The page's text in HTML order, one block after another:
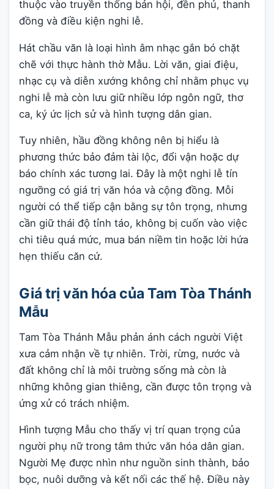
thuộc vào truyền thống bản hội, đền phủ, thanh
đồng và điều kiện nghi lễ.
Hát chầu văn là loại hình âm nhạc gắn bó chặt
chẽ với thực hành thờ Mẫu. Lời văn, giai điệu,
nhạc cụ và diễn xướng không chỉ nhằm phục vụ
nghi lễ mà còn lưu giữ nhiều lớp ngôn ngữ, thơ
ca, ký ức lịch sử và hình tượng dân gian.
Tuy nhiên, hầu đồng không nên bị hiểu là
phương thức bảo đảm tài lộc, đổi vận hoặc dự
báo chính xác tương lai. Đây là một nghi lễ tín
ngưỡng có giá trị văn hóa và cộng đồng. Mỗi
người có thể tiếp cận bằng sự tôn trọng, nhưng
cần giữ thái độ tỉnh táo, không bị cuốn vào việc
chi tiêu quá mức, mua bán niềm tin hoặc lời hứa
hẹn thiếu căn cứ.
Giá trị văn hóa của Tam Tòa Thánh
Mẫu
Tam Tòa Thánh Mẫu phản ánh cách người Việt
xưa cảm nhận về tự nhiên. Trời, rừng, nước và
đất không chỉ là môi trường sống mà còn là
những không gian thiêng, cần được tôn trọng và
ứng xử có trách nhiệm.
Hình tượng Mẫu cho thấy vị trí quan trọng của
người phụ nữ trong tâm thức văn hóa dân gian.
Người Mẹ được nhìn như nguồn sinh thành, bảo
bọc, nuôi dưỡng và kết nối các thế hệ. Điều này